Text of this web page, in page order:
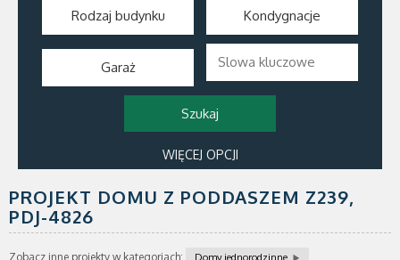
Rodzaj budynku Kondygnacje
Garaż
WIĘCEJ OPCJI
PROJEKT DOMU Z PODDASZEM Z239,
PDJ-4826
Zobacz inne projekty w kategoriach:
Domy jednorodzinne